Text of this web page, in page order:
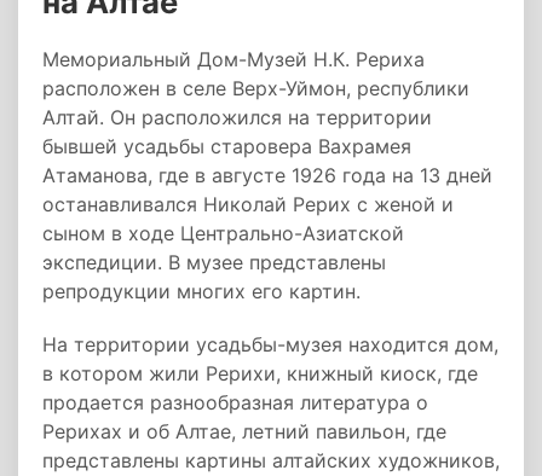
Мемориальный Дом-Музей Н.К. Рериха
расположен в селе Верх-Уймон, республики
Алтай. Он расположился на территории
бывшей усадьбы старовера Вахрамея
Атаманова, где в августе 1926 года на 13 дней
останавливался Николай Рерих с женой и
сыном в ходе Центрально-Азиатской
экспедиции. В музее представлены
репродукции многих его картин.
На территории усадьбы-музея находится дом,
в котором жили Рерихи, книжный киоск, где
продается разнообразная литература о
Рерихах и об Алтае, летний павильон, где
представлены картины алтайских художников,